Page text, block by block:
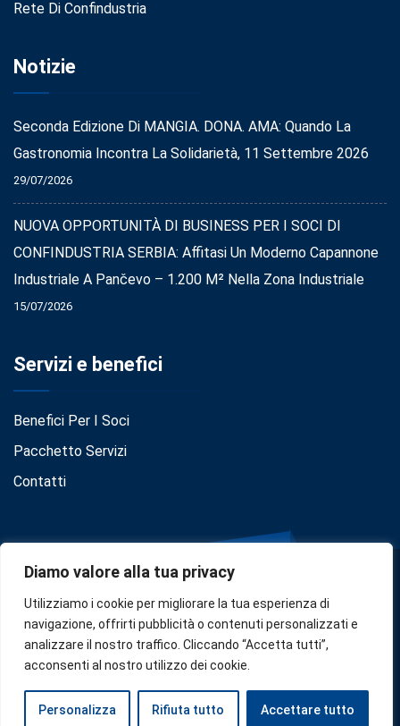
Diamo valore alla tua privacy
Utilizziamo i cookie per migliorare la tua esperienza di
navigazione, offrirti pubblicità o contenuti personalizzati e
analizzare il nostro traffico. Cliccando “Accetta tutti”,
acconsenti al nostro utilizzo dei cookie.
Personalizza Rifiuta tutto Accettare tutto
Rete Di Confindustria
Notizie
Seconda Edizione Di MANGIA. DONA. AMA: Quando La
Gastronomia Incontra La Solidarietà, 11 Settembre 2026
29/07/2026
NUOVA OPPORTUNITÀ DI BUSINESS PER I SOCI DI
CONFINDUSTRIA SERBIA: Affitasi Un Moderno Capannone
Industriale A Pančevo – 1.200 M² Nella Zona Industriale
15/07/2026
Servizi e benefici
Benefici Per I Soci
Pacchetto Servizi
Contatti
Privacy•Cookie Policy•Disclaimer
Copyright © 2024Confindustria Serbia. Designed byZoe
Milano